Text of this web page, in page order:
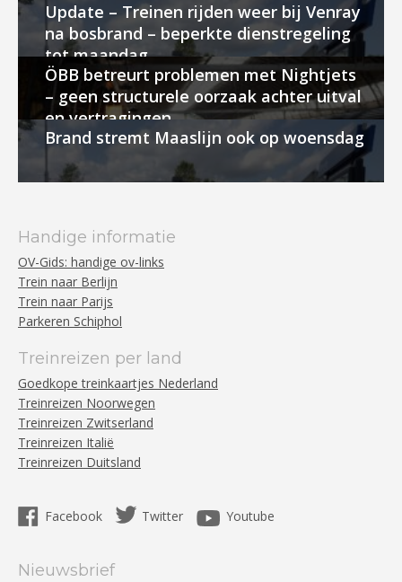
Update – Treinen rijden weer bij Venray
na bosbrand – beperkte dienstregeling
tot maandag
ÖBB betreurt problemen met Nightjets
– geen structurele oorzaak achter uitval
en vertragingen
Brand stremt Maaslijn ook op woensdag
Handige informatie
OV-Gids: handige ov-links
Trein naar Berlijn
Trein naar Parijs
Parkeren Schiphol
Treinreizen per land
Goedkope treinkaartjes Nederland
Treinreizen Noorwegen
Treinreizen Zwitserland
Treinreizen Italië
Treinreizen Duitsland
Facebook Twitter Youtube
Nieuwsbrief